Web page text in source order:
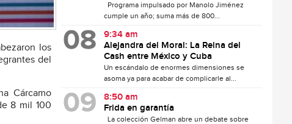
los
del
Cárcamo
8 mil 100
Programa impulsado por Manolo Jiménez
cumple un año; suma más de 800...
9:34 am
Alejandra del Moral: La Reina del
Cash entre México y Cuba
Un escándalo de enormes dimensiones se
asoma ya para acabar de complicarle al...
8:50 am
Frida en garantía
La colección Gelman abre un debate sobre